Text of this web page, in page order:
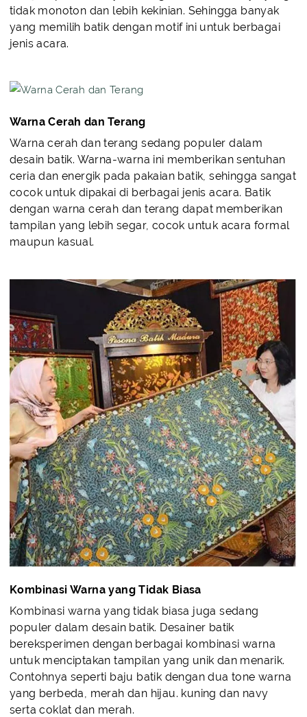
tidak monoton dan lebih kekinian. Sehingga banyak
yang memilih batik dengan motif ini untuk berbagai
jenis acara.
Warna Cerah dan Terang
Warna cerah dan terang sedang populer dalam
desain batik. Warna-warna ini memberikan sentuhan
ceria dan energik pada pakaian batik, sehingga sangat
cocok untuk dipakai di berbagai jenis acara. Batik
dengan warna cerah dan terang dapat memberikan
tampilan yang lebih segar, cocok untuk acara formal
maupun kasual.
Kombinasi Warna yang Tidak Biasa
Kombinasi warna yang tidak biasa juga sedang
populer dalam desain batik. Desainer batik
bereksperimen dengan berbagai kombinasi warna
untuk menciptakan tampilan yang unik dan menarik.
Contohnya seperti baju batik dengan dua tone warna
yang berbeda, merah dan hijau. kuning dan navy
serta coklat dan merah.